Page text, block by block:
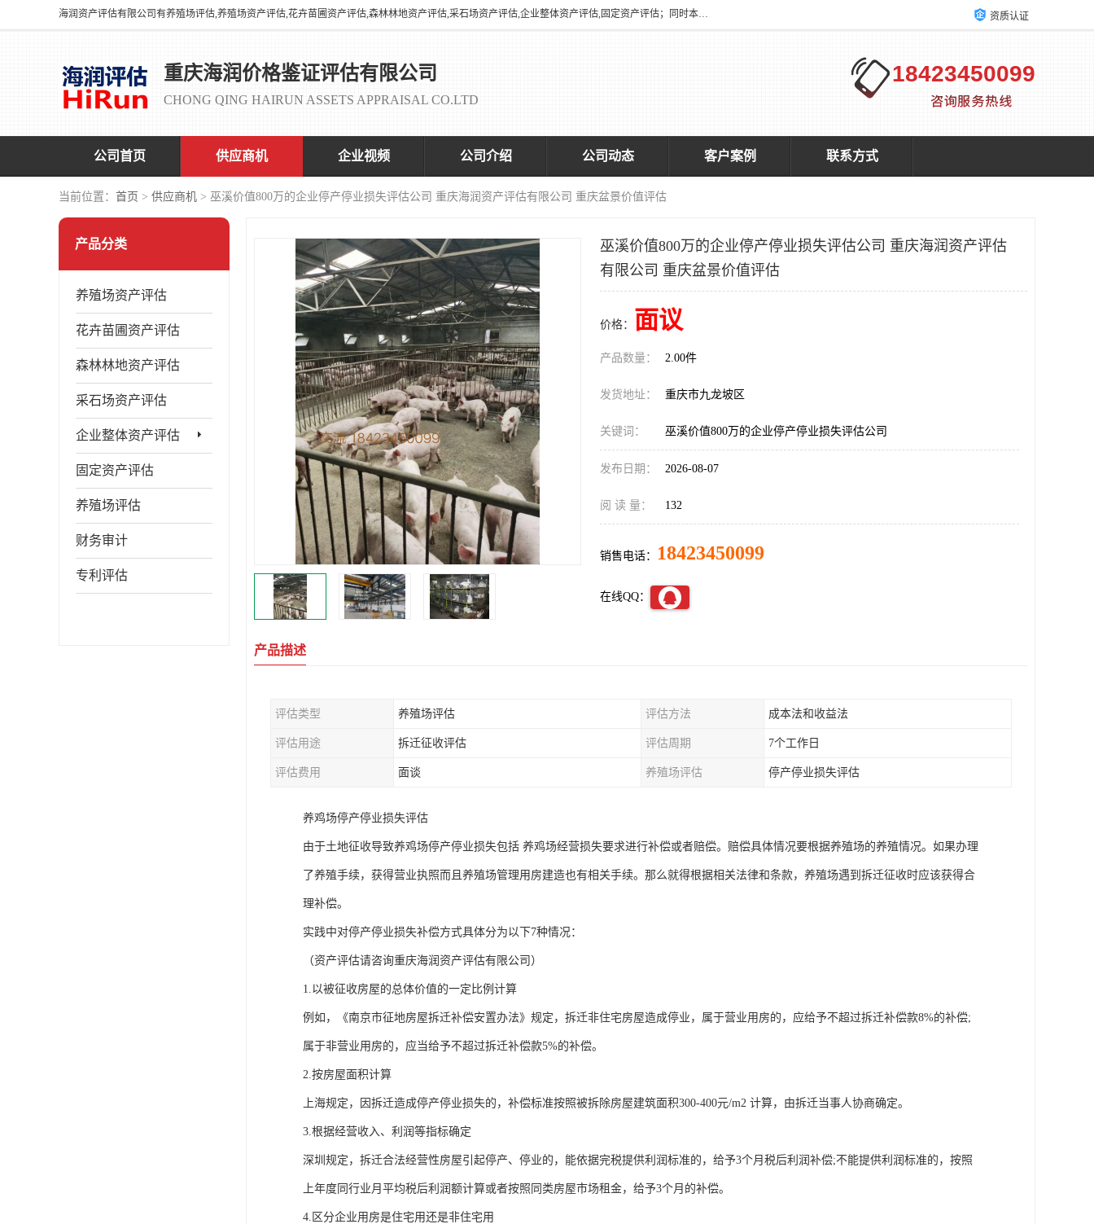
海润资产评估有限公司有养殖场评估,养殖场资产评估,花卉苗圃资产评估,森林林地资产评估,采石场资产评估,企业整体资产评估,固定资产评估；同时本司与全国多家着名评估机构、拆迁法律咨询律师、征收拆迁办、以及评估院校合作，以便为顾客提供有价值的服务。 资质认证
重庆海润价格鉴证评估有限公司
CHONG QING HAIRUN ASSETS APPRAISAL CO.LTD
18423450099
公司首页 供应商机 企业视频 公司介绍 公司动态 客户案例 联系方式
当前位置： 首页 > 供应商机 > 巫溪价值800万的企业停产停业损失评估公司 重庆海润资产评估有限公司 重庆盆景价值评估
产品分类
养殖场资产评估
花卉苗圃资产评估
森林林地资产评估
采石场资产评估
企业整体资产评估
固定资产评估
养殖场评估
财务审计
专利评估
巫溪价值800万的企业停产停业损失评估公司 重庆海润资产评估
有限公司 重庆盆景价值评估
价格： 面议
产品数量： 2.00件
发货地址： 重庆市九龙坡区
关键词： 巫溪价值800万的企业停产停业损失评估公司
发布日期： 2026-08-07
阅 读 量： 132
销售电话： 18423450099
在线QQ：
产品描述
评估类型 养殖场评估 评估方法 成本法和收益法
评估用途 拆迁征收评估 评估周期 7个工作日
评估费用 面谈 养殖场评估 停产停业损失评估
养鸡场停产停业损失评估
由于土地征收导致养鸡场停产停业损失包括 养鸡场经营损失要求进行补偿或者赔偿。赔偿具体情况要根据养殖场的养殖情况。如果办理
了养殖手续，获得营业执照而且养殖场管理用房建造也有相关手续。那么就得根据相关法律和条款，养殖场遇到拆迁征收时应该获得合
理补偿。
实践中对停产停业损失补偿方式具体分为以下7种情况：
（资产评估请咨询重庆海润资产评估有限公司）
1.以被征收房屋的总体价值的一定比例计算
例如，《南京市征地房屋拆迁补偿安置办法》规定，拆迁非住宅房屋造成停业，属于营业用房的，应给予不超过拆迁补偿款8%的补偿;
属于非营业用房的，应当给予不超过拆迁补偿款5%的补偿。
2.按房屋面积计算
上海规定，因拆迁造成停产停业损失的，补偿标准按照被拆除房屋建筑面积300-400元/m2 计算，由拆迁当事人协商确定。
3.根据经营收入、利润等指标确定
深圳规定，拆迁合法经营性房屋引起停产、停业的，能依据完税提供利润标准的，给予3个月税后利润补偿;不能提供利润标准的，按照
上年度同行业月平均税后利润额计算或者按照同类房屋市场租金，给予3个月的补偿。
4.区分企业用房是住宅用还是非住宅用